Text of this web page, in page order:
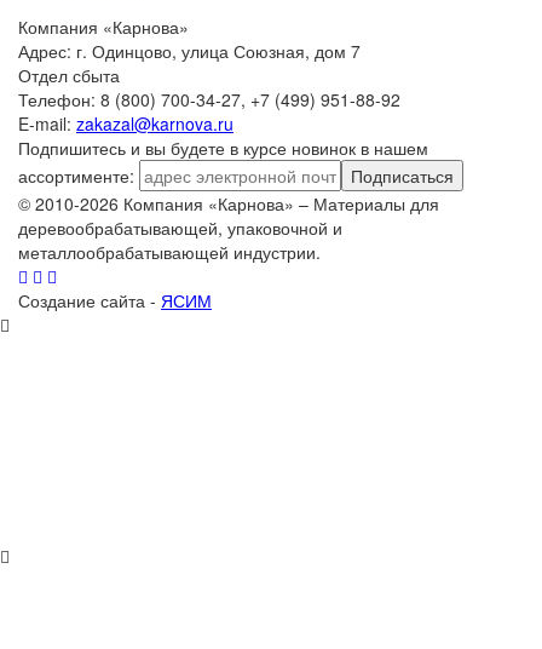
Компания «Карнова»
Адрес: г. Одинцово, улица Союзная, дом 7
Отдел сбыта
Телефон: 8 (800) 700-34-27, +7 (499) 951-88-92
E-mail: zakazal@karnova.ru
Подпишитесь и вы будете в курсе новинок в нашем
ассортименте:
Подписаться
© 2010-2026 Компания «Карнова» – Материалы для
деревообрабатывающей, упаковочной и
металлообрабатывающей индустрии.
Создание сайта - ЯСИМ